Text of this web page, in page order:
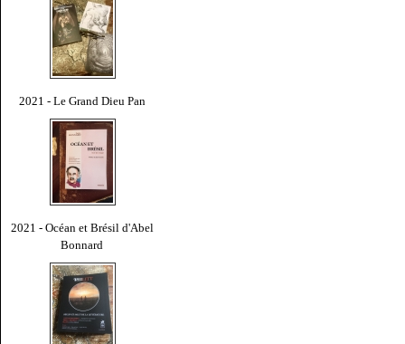
2021 - Le Grand Dieu Pan
2021 - Océan et Brésil d'Abel
Bonnard